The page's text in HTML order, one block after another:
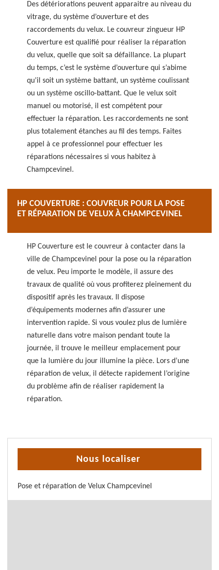
Des détériorations peuvent apparaitre au niveau du
vitrage, du système d’ouverture et des
raccordements du velux. Le couvreur zingueur HP
Couverture est qualifié pour réaliser la réparation
du velux, quelle que soit sa défaillance. La plupart
du temps, c’est le système d’ouverture qui s’abime
qu’il soit un système battant, un système coulissant
ou un système oscillo-battant. Que le velux soit
manuel ou motorisé, il est compétent pour
effectuer la réparation. Les raccordements ne sont
plus totalement étanches au fil des temps. Faites
appel à ce professionnel pour effectuer les
réparations nécessaires si vous habitez à
Champcevinel.
HP COUVERTURE : COUVREUR POUR LA POSE
ET RÉPARATION DE VELUX À CHAMPCEVINEL
HP Couverture est le couvreur à contacter dans la
ville de Champcevinel pour la pose ou la réparation
de velux. Peu importe le modèle, il assure des
travaux de qualité où vous profiterez pleinement du
dispositif après les travaux. Il dispose
d’équipements modernes afin d’assurer une
intervention rapide. Si vous voulez plus de lumière
naturelle dans votre maison pendant toute la
journée, il trouve le meilleur emplacement pour
que la lumière du jour illumine la pièce. Lors d’une
réparation de velux, il détecte rapidement l’origine
du problème afin de réaliser rapidement la
réparation.
Nous localiser
Pose et réparation de Velux Champcevinel